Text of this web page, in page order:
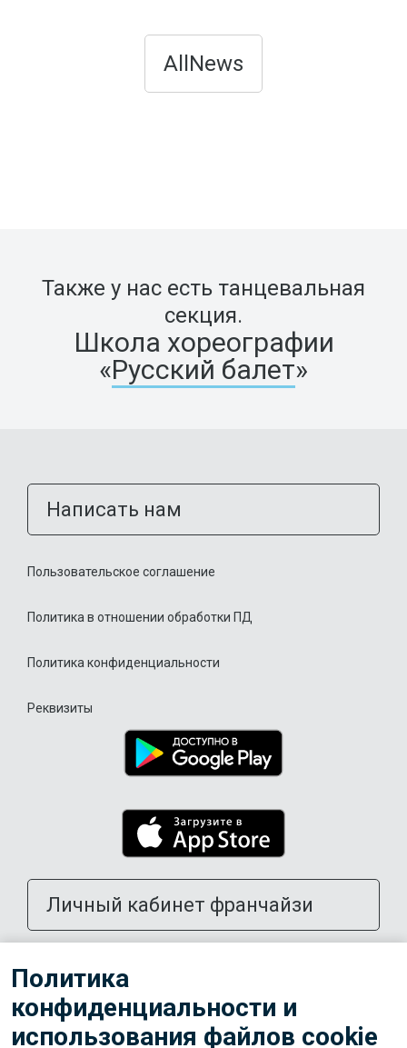
AllNews
Также у нас есть танцевальная
секция.
Школа хореографии
«Русский балет»
Написать нам
Пользовательское соглашение
Политика в отношении обработки ПД
Политика конфиденциальности
Реквизиты
Личный кабинет франчайзи
Тренерам
Политика
конфиденциальности и
использования файлов cookie